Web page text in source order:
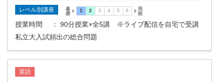
レベル別講座
授業時間
： 90分授業×全5講 ※ライブ配信を自宅で受講
私立大入試頻出の総合問題
英語